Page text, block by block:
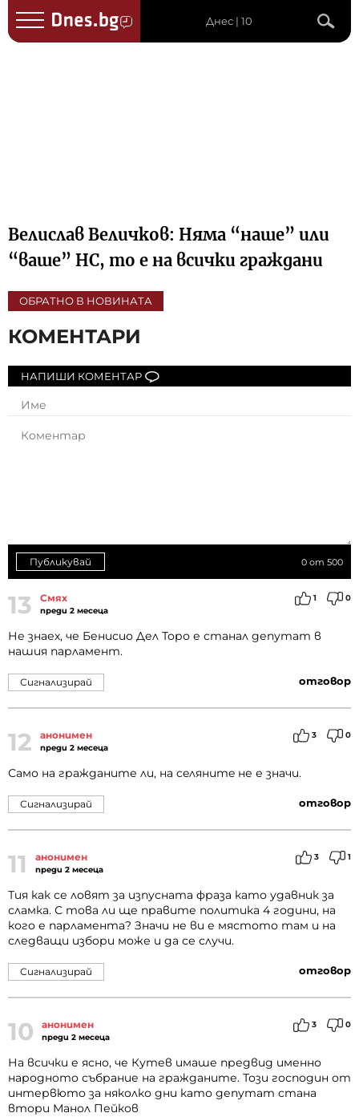
Днес | 10
Велислав Величков: Няма “наше” или
“ваше” НС, то е на всички граждани
ОБРАТНО В НОВИНАТА
КОМЕНТАРИ
НАПИШИ КОМЕНТАР
0 от 500
Публикувай
13 Смях
преди 2 месеца
1 0
Не знаех, че Бенисио Дел Торо е станал депутат в
нашия парламент.
отговор
Сигнализирай
12 анонимен
преди 2 месеца
3 0
Само на гражданите ли, на ceлянuтe не е значи.
отговор
Сигнализирай
11 анонимен
преди 2 месеца
3 1
Тия как се ловят за изпусната фраза като удавник за
сламка. С това ли ще правите политика 4 години, на
кого е парламента? Значи не ви е мястото там и на
следващи избори може и да се случи.
отговор
Сигнализирай
10 анонимен
преди 2 месеца
3 0
На всички е ясно, че Кутев имаше предвид именно
народното събрание на гражданите. Този господин от
интервюто за няколко дни като депутат стана
втори Манол Пейков